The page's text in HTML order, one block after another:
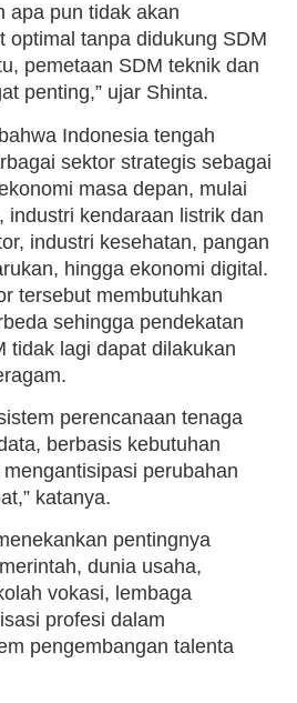
apa pun tidak akan
optimal tanpa didukung SDM
pemetaan SDM teknik dan
penting,” ujar Shinta.
Indonesia tengah
sektor strategis sebagai
masa depan, mulai
industri kendaraan listrik dan
industri kesehatan, pangan
hingga ekonomi digital.
tersebut membutuhkan
sehingga pendekatan
tidak lagi dapat dilakukan
perencanaan tenaga
berbasis kebutuhan
perubahan
katanya.
pentingnya
dunia usaha,
vokasi, lembaga
profesi dalam
pengembangan talenta